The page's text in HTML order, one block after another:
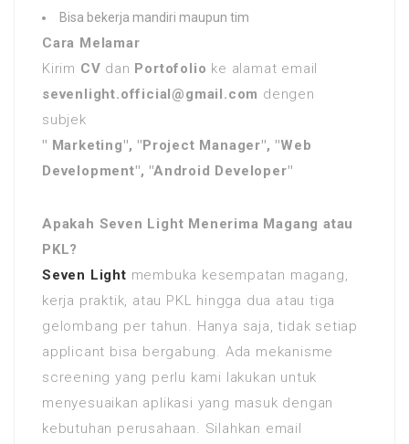
Bisa bekerja mandiri maupun tim
Cara Melamar
Kirim CV dan Portofolio ke alamat email
sevenlight.official@gmail.com dengen
subjek
" Marketing", "Project Manager", "Web
Development", "Android Developer"
Apakah Seven Light Menerima Magang atau
PKL?
Seven Light membuka kesempatan magang,
kerja praktik, atau PKL hingga dua atau tiga
gelombang per tahun. Hanya saja, tidak setiap
applicant bisa bergabung. Ada mekanisme
screening yang perlu kami lakukan untuk
menyesuaikan aplikasi yang masuk dengan
kebutuhan perusahaan. Silahkan email